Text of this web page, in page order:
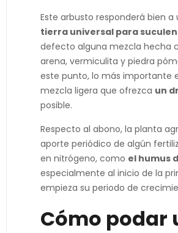
Este arbusto responderá bien a
tierra universal para
defecto alguna mezcla hecha
arena, vermiculita y piedra
este punto, lo más importante
mezcla ligera que ofrezca un
posible.
Respecto al abono, la planta
aporte periódico de algún
en nitrógeno, como el humus
especialmente al inicio de la
empieza su periodo de
Cómo podar